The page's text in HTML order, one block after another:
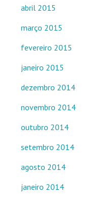
abril 2015
março 2015
fevereiro 2015
janeiro 2015
dezembro 2014
novembro 2014
outubro 2014
setembro 2014
agosto 2014
janeiro 2014